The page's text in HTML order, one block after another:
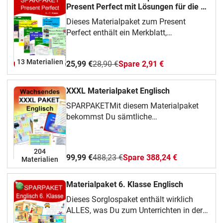
13 Materialien
Present Perfect mit Lösungen für die 6.
/ 7. Klasse
Dieses Materialpaket zum Present
Perfect enthält ein Merkblatt,
Übersetzungsübungen, ein Boardgame,
einen Englischtest zum Present Perfect,
Words- and Grammarübungen, Tandem
Activities,... für den Englischunterricht in
der 6. und 7. Klasse.Weitere
Schlagwörter:materialpaket englisch
25,99 €28,90 €Spare 2,91 €
204
Materialien
XXXL Materialpaket Englisch
SPARPAKETMit diesem Materialpaket
bekommst Du sämtliche
Zukünftig erscheinende Materialien
werden dem Paket hinzugefügt. Wenn
Du das Paket einmal gekauft hast,
Updates also kostenlos!Im Paket
enthalten sind:ArbeitsblätterBoard
99,99 €488,23 €Spare 388,24 €
Materialpaket 6. Klasse Englisch
Dieses Sorglospaket enthält wirklich
ALLES, was Du zum Unterrichten in der